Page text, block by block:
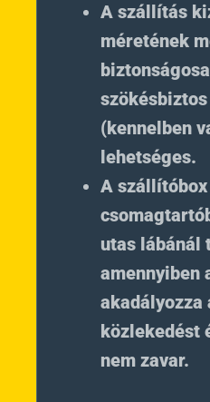
A szállítás
méretének
(kennelben
lehetséges.
A
utas lábánál
amennyiben
akadályozza
közlekedést
nem zavar.